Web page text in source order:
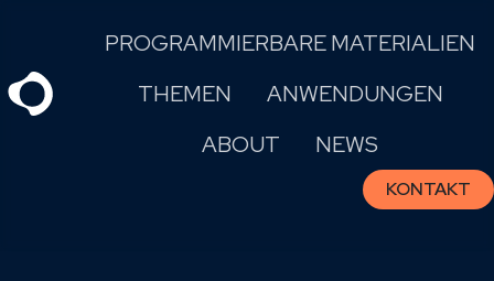
content
PROGRAMMIERBARE MATERIALIEN
THEMEN
ANWENDUNGEN
ABOUT
NEWS
KONTAKT